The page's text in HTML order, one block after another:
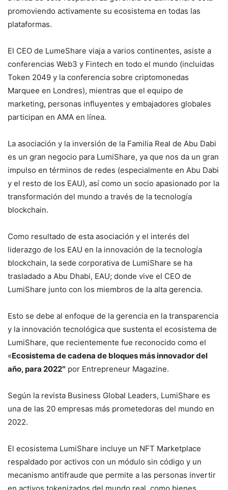
promoviendo activamente su ecosistema en todas las
plataformas.
El CEO de LumeShare viaja a varios continentes, asiste a
conferencias Web3 y Fintech en todo el mundo (incluidas
Token 2049 y la conferencia sobre criptomonedas
Marquee en Londres), mientras que el equipo de
marketing, personas influyentes y embajadores globales
participan en AMA en línea.
La asociación y la inversión de la Familia Real de Abu Dabi
es un gran negocio para LumiShare, ya que nos da un gran
impulso en términos de redes (especialmente en Abu Dabi
y el resto de los EAU), así como un socio apasionado por la
transformación del mundo a través de la tecnología
blockchain.
Como resultado de esta asociación y el interés del
liderazgo de los EAU en la innovación de la tecnología
blockchain, la sede corporativa de LumiShare se ha
trasladado a Abu Dhabi, EAU; donde vive el CEO de
LumiShare junto con los miembros de la alta gerencia.
Esto se debe al enfoque de la gerencia en la transparencia
y la innovación tecnológica que sustenta el ecosistema de
LumiShare, que recientemente fue reconocido como el
«Ecosistema de cadena de bloques más innovador del
año, para 2022″ por Entrepreneur Magazine.
Según la revista Business Global Leaders, LumiShare es
una de las 20 empresas más prometedoras del mundo en
2022.
El ecosistema LumiShare incluye un NFT Marketplace
respaldado por activos con un módulo sin código y un
mecanismo antifraude que permite a las personas invertir